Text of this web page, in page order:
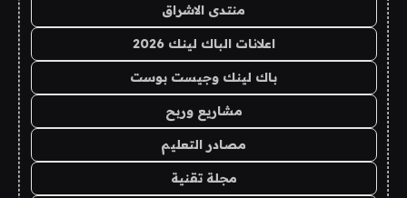
منتدى الاشراق
اعلانات الباك لينك 2026
باك لينك وجيست بوست
مشاريع وربح
مصادر التعليم
مجلة تقنية